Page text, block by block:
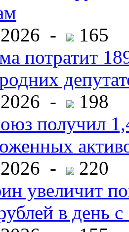
-
165
потратит
-
198
получил
-
220
увеличит
в день с